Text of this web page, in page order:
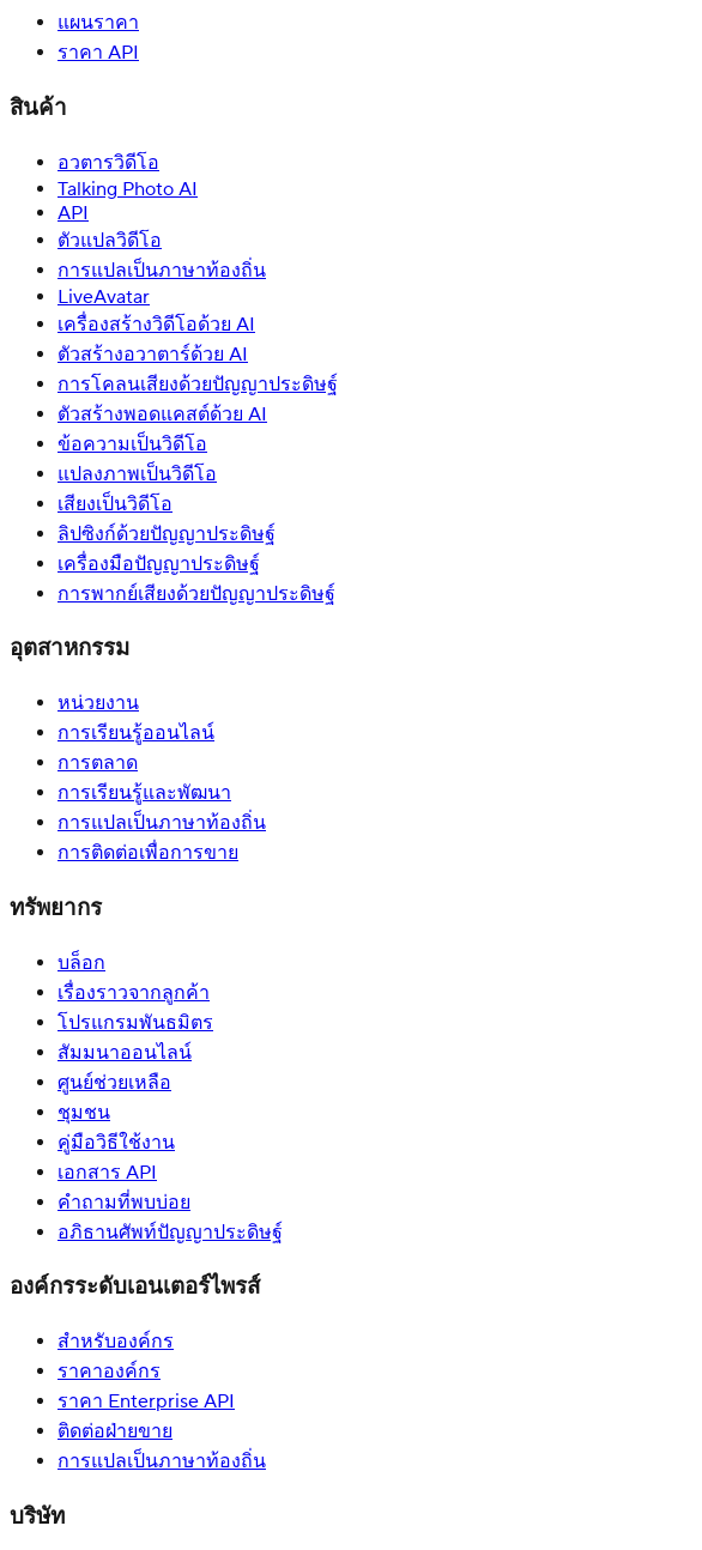
แผนราคา
ราคา API
สินค้า
อวตารวิดีโอ
Talking Photo AI
API
ตัวแปลวิดีโอ
การแปลเป็นภาษาท้องถิ่น
LiveAvatar
เครื่องสร้างวิดีโอด้วย AI
ตัวสร้างอวาตาร์ด้วย AI
การโคลนเสียงด้วยปัญญาประดิษฐ์
ตัวสร้างพอดแคสต์ด้วย AI
ข้อความเป็นวิดีโอ
แปลงภาพเป็นวิดีโอ
เสียงเป็นวิดีโอ
ลิปซิงก์ด้วยปัญญาประดิษฐ์
เครื่องมือปัญญาประดิษฐ์
การพากย์เสียงด้วยปัญญาประดิษฐ์
อุตสาหกรรม
หน่วยงาน
การเรียนรู้ออนไลน์
การตลาด
การเรียนรู้และพัฒนา
การแปลเป็นภาษาท้องถิ่น
การติดต่อเพื่อการขาย
ทรัพยากร
บล็อก
เรื่องราวจากลูกค้า
โปรแกรมพันธมิตร
สัมมนาออนไลน์
ศูนย์ช่วยเหลือ
ชุมชน
คู่มือวิธีใช้งาน
เอกสาร API
คำถามที่พบบ่อย
อภิธานศัพท์ปัญญาประดิษฐ์
องค์กรระดับเอนเตอร์ไพรส์
สำหรับองค์กร
ราคาองค์กร
ราคา Enterprise API
ติดต่อฝ่ายขาย
การแปลเป็นภาษาท้องถิ่น
บริษัท